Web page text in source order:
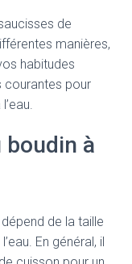
de
manières,
habitudes
courantes pour
boudin à
de la taille
En général, il